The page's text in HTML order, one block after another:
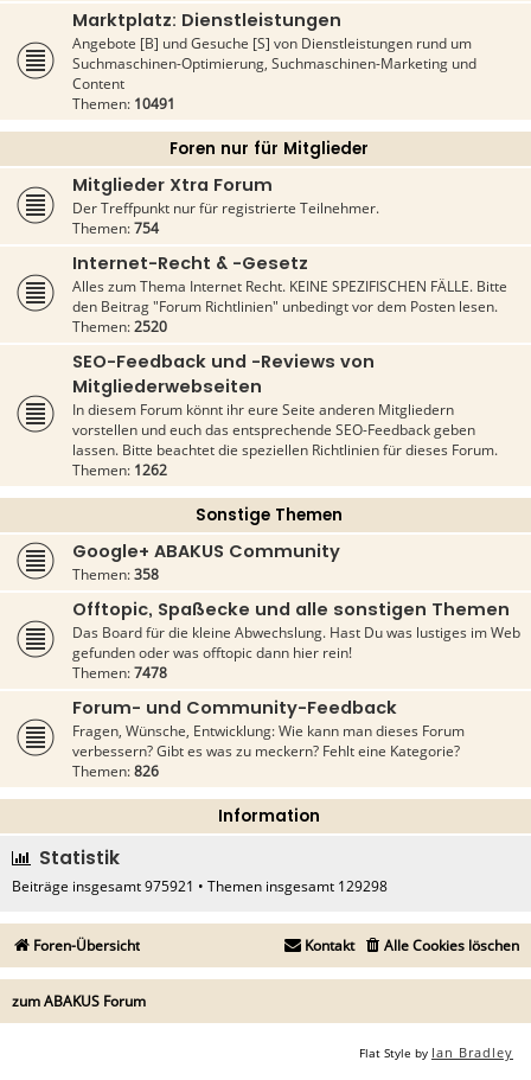
Marktplatz: Dienstleistungen
Angebote [B] und Gesuche [S] von Dienstleistungen rund um
Suchmaschinen-Optimierung, Suchmaschinen-Marketing und
Content
Themen: 10491
Foren nur für Mitglieder
Mitglieder Xtra Forum
Der Treffpunkt nur für registrierte Teilnehmer.
Themen:754
Internet-Recht & -Gesetz
Alles zum Thema Internet Recht. KEINE SPEZIFISCHEN FÄLLE. Bitte
den Beitrag "Forum Richtlinien" unbedingt vor dem Posten lesen.
Themen:2520
SEO-Feedback und -Reviews von
Mitgliederwebseiten
In diesem Forum könnt ihr eure Seite anderen Mitgliedern
vorstellen und euch das entsprechende SEO-Feedback geben
lassen. Bitte beachtet die speziellen Richtlinien für dieses Forum.
Themen: 1262
Sonstige Themen
Google+ ABAKUS Community
Themen:358
Offtopic, Spaßecke und alle sonstigen Themen
Das Board für die kleine Abwechslung. Hast Du was lustiges im Web
gefunden oder was offtopic dann hier rein!
Themen:7478
Forum- und Community-Feedback
Fragen, Wünsche, Entwicklung: Wie kann man dieses Forum
verbessern? Gibt es was zu meckern? Fehlt eine Kategorie?
Themen:826
Information
Statistik
Beiträge insgesamt975921 • Themen insgesamt 129298
Foren-Übersicht Alle Cookies löschen
Kontakt
zum ABAKUS Forum
Flat Style by Ian Bradley